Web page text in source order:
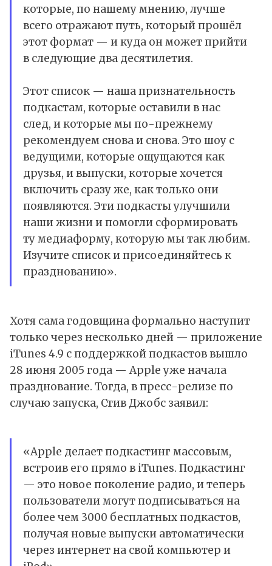
которые, по нашему мнению, лучше
всего отражают путь, который прошёл
этот формат — и куда он может прийти
в следующие два десятилетия.
Этот список — наша признательность
подкастам, которые оставили в нас
след, и которые мы по-прежнему
рекомендуем снова и снова. Это шоу с
ведущими, которые ощущаются как
друзья, и выпуски, которые хочется
включить сразу же, как только они
появляются. Эти подкасты улучшили
наши жизни и помогли сформировать
ту медиаформу, которую мы так любим.
Изучите список и присоединяйтесь к
празднованию».
Хотя сама годовщина формально наступит
только через несколько дней — приложение
iTunes 4.9 с поддержкой подкастов вышло
28 июня 2005 года — Apple уже начала
празднование. Тогда, в пресс-релизе по
случаю запуска, Стив Джобс заявил:
«Apple делает подкастинг массовым,
встроив его прямо в iTunes. Подкастинг
— это новое поколение радио, и теперь
пользователи могут подписываться на
более чем 3000 бесплатных подкастов,
получая новые выпуски автоматически
через интернет на свой компьютер и